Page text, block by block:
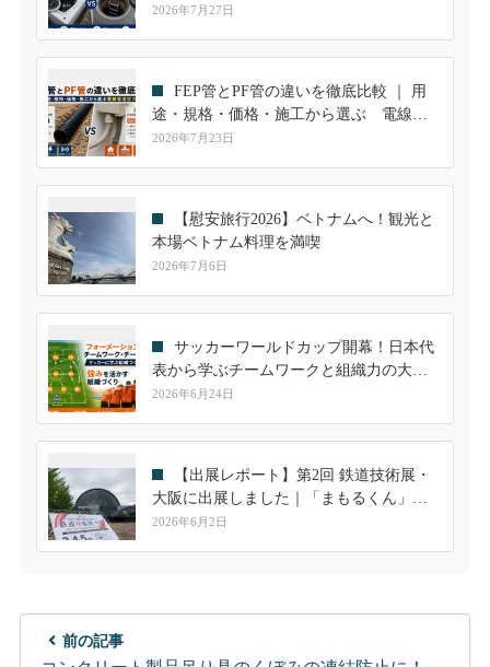
継手も解説
2026年7月27日
FEP管とPF管の違いを徹底比較 ｜ 用
途・規格・価格・施工から選ぶ 電線管
選定ガイド
2026年7月23日
【慰安旅行2026】ベトナムへ！観光と
本場ベトナム料理を満喫
2026年7月6日
サッカーワールドカップ開幕！日本代
表から学ぶチームワークと組織力の大切
さ
2026年6月24日
【出展レポート】第2回 鉄道技術展・
大阪に出展しました｜「まもるくん」へ
の高い関心を実感
2026年6月2日
前の記事